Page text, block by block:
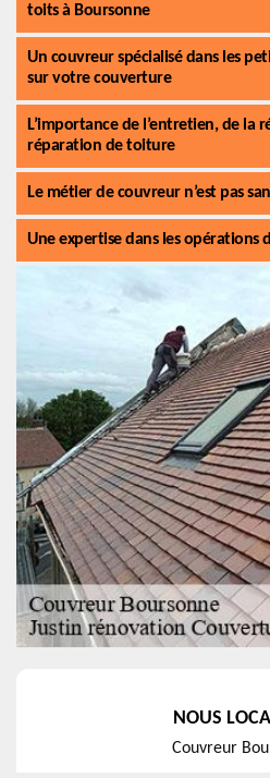
toits à Boursonne
Un couvreur spécialisé dans les
sur votre couverture
L’importance de l’entretien, de la
réparation de toiture
Le métier de couvreur n’est pas
Une expertise dans les opérations
NOUS
Couvreur